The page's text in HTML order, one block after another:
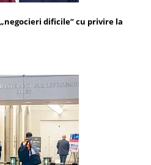
dificile” cu privire la